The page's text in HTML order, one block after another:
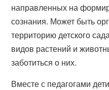
направленных на
сознания. Может быть
территорию детского
видов растений и
заботиться о них.
Вместе с педагогами